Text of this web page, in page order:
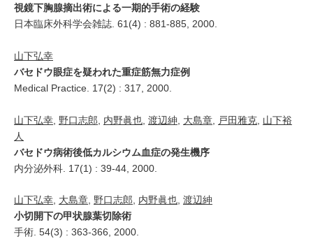
視鏡下胸腺摘出術による一期的手術の経験
日本臨床外科学会雑誌. 61(4) : 881-885, 2000.
山下弘幸
バセドウ眼症を疑われた重症筋無力症例
Medical Practice. 17(2) : 317, 2000.
山下弘幸 野口志郎 内野眞也 渡辺紳 大島章 戸田雅克 山下裕
人
バセドウ病術後低カルシウム血症の発生機序
内分泌外科. 17(1) : 39-44, 2000.
山下弘幸, 大島章, 野口志郎, 内野眞也, 渡辺紳
小切開下の甲状腺葉切除術
手術. 54(3) : 363-366, 2000.